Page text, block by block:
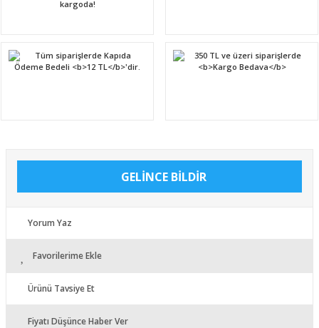
GELİNCE BİLDİR
Yorum Yaz
Favorilerime Ekle
Ürünü Tavsiye Et
Fiyatı Düşünce Haber Ver